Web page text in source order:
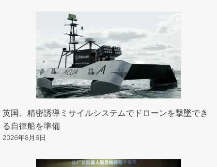
英国、精密誘導ミサイルシステムでドローンを撃墜でき
る自律船を準備
2026年8月6日